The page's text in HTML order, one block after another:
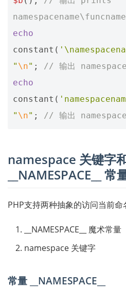
namespacename\funcname
echo
constant (
" \n" ;
// 输出
echo
constant (
" \n" ; // 输出
namespace 关键字
__NAMESPACE__ 常
PHP支持两种抽象的访问当前
__NAMESPACE__ 魔术常量
namespace 关键字
常量 __NAMESPACE__